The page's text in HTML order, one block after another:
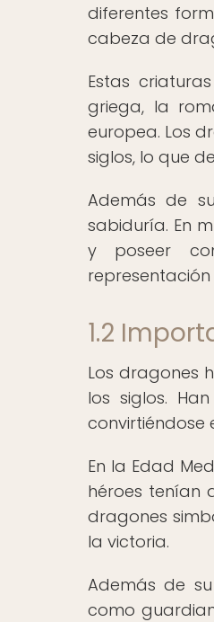
diferentes
cabeza de
Estas
griega, la
europea. Los
siglos, lo que
Además de
sabiduría. En
y poseer
1.2
Los dragones
los siglos.
convirtiéndose
En la Edad
héroes tenían
dragones
la victoria.
Además de
como